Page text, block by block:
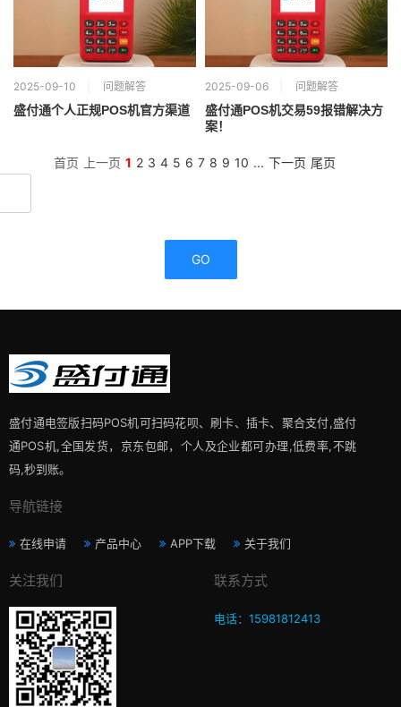
2025-09-10 问题解答
盛付通个人正规POS机官方渠道
2025-09-06 问题解答
盛付通POS机交易59报错解决方
案！
首页 上一页 1 2 3 4 5 6 7 8 9 10 ... 下一页 尾页
盛付通电签版扫码POS机可扫码花呗、刷卡、插卡、聚合支付,盛付
通POS机,全国发货，京东包邮，个人及企业都可办理,低费率,不跳
码,秒到账。
导航链接
在线申请 产品中心 APP下载 关于我们
关注我们 联系方式
电话：15981812413